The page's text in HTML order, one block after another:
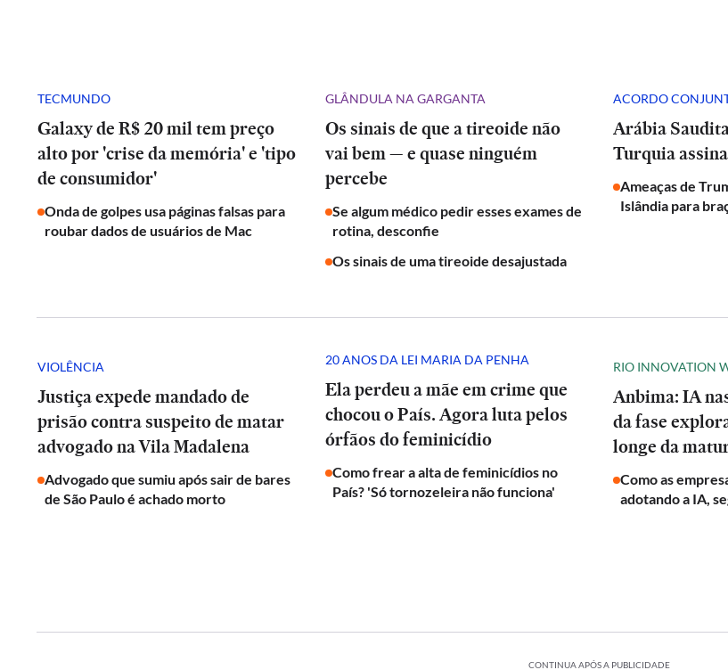
TECMUNDO
Galaxy de R$ 20 mil tem preço
alto por 'crise da memória' e 'tipo
de consumidor'
Onda de golpes usa páginas falsas para
roubar dados de usuários de Mac
GLÂNDULA NA GARGANTA
Os sinais de que a tireoide não
vai bem — e quase ninguém
percebe
Se algum médico pedir esses exames de
rotina, desconfie
Os sinais de uma tireoide desajustada
ACORDO
Arábia Saudita,
Turquia
Ameaças de
Islândia para
VIOLÊNCIA
Justiça expede mandado de
prisão contra suspeito de matar
advogado na Vila Madalena
Advogado que sumiu após sair de bares
de São Paulo é achado morto
20 ANOS DA LEI MARIA DA PENHA
Ela perdeu a mãe em crime que
chocou o País. Agora luta pelos
órfãos do feminicídio
Como frear a alta de feminicídios no
País? 'Só tornozeleira não funciona'
RIO INNOVATION
Anbima: IA
da fase
longe da
Como as
adotando a IA,
CONTINUA APÓS A PUBLICIDADE